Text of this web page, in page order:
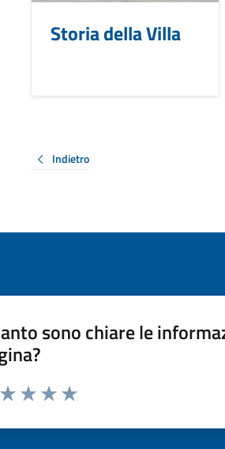
Storia della Villa
Indietro
sono chiare le
da 1 a 5 stelle la pagina